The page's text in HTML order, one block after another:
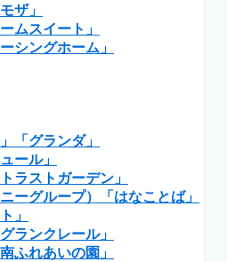
ザ」
ムスイート」
シングホーム」
「グランダ」
ール」
ラストガーデン」
ーグループ）「はなことば」
」
ランクレール」
ふれあいの園」